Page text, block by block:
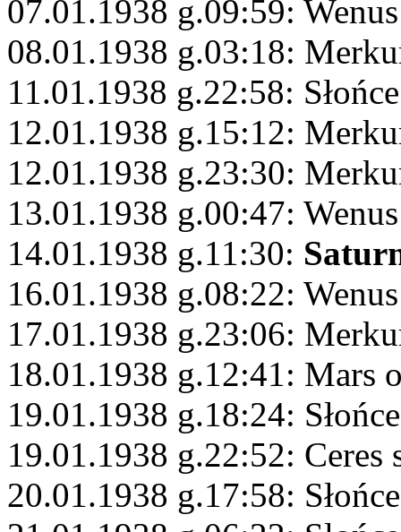
07.01.1938 g.09:59:
08.01.1938 g.03:18:
11.01.1938 g.22:58:
12.01.1938 g.15:12:
12.01.1938 g.23:30:
13.01.1938 g.00:47:
14.01.1938 g.11:30:
16.01.1938 g.08:22:
17.01.1938 g.23:06:
18.01.1938 g.12:41: Mars
19.01.1938 g.18:24:
19.01.1938 g.22:52: Ceres
20.01.1938 g.17:58: